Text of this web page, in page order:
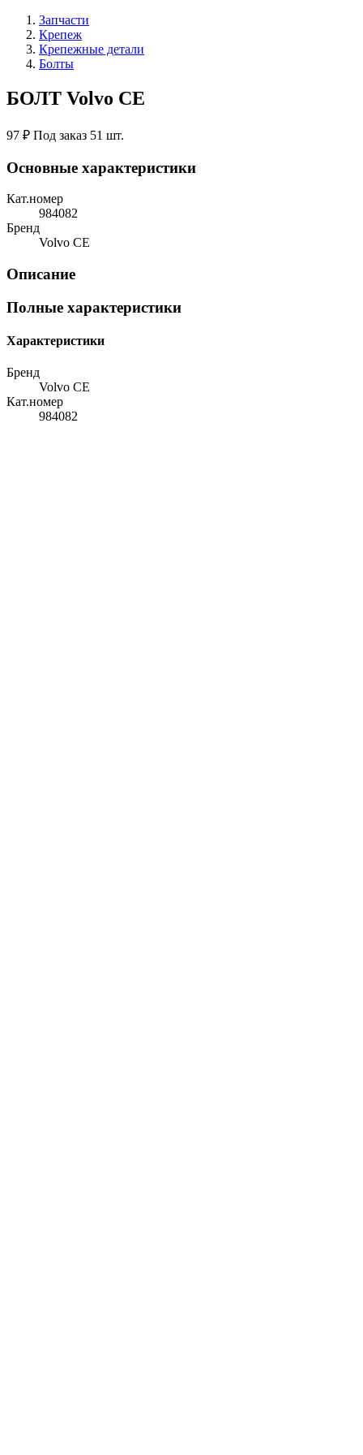
Запчасти
Крепеж
Крепежные детали
Болты
БОЛТ Volvo CE
97 ₽ Под заказ 51 шт.
Основные характеристики
Кат.номер
984082
Бренд
Volvo CE
Описание
Полные характеристики
Характеристики
Бренд
Volvo CE
Кат.номер
984082